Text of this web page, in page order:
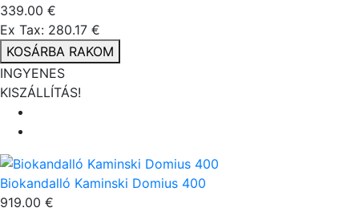
339.00 €
Ex Tax: 280.17 €
KOSÁRBA RAKOM
INGYENES
KISZÁLLÍTÁS!
Biokandalló Kaminski Domius 400
919.00 €